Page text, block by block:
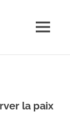
MENU
la paix